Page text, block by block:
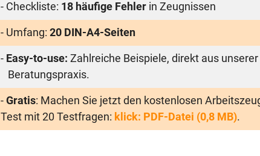
- Checkliste: 18 häufige Fehlerin Zeugnissen
- Umfang: 20 DIN-A4-Seiten
- Easy-to-use: Zahlreiche Beispiele, direkt aus unserer
Beratungspraxis.
- Gratis: Machen Sie jetzt den kostenlosen
Test mit 20 Testfragen: klick: PDF-Datei (0,8 MB).